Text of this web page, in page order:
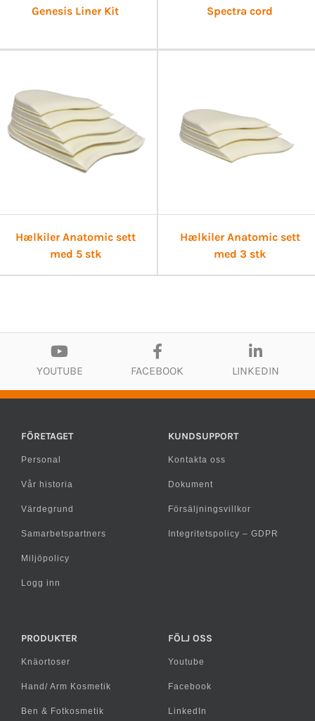
Genesis Liner Kit Spectra cord
Hælkiler Anatomic sett
med 5 stk
Hælkiler Anatomic sett
med 3 stk
YOUTUBE FACEBOOK LINKEDIN
FÖRETAGET
Personal
Vår historia
Värdegrund
Samarbetspartners
Miljöpolicy
Logg inn
KUNDSUPPORT
Kontakta oss
Dokument
Försäljningsvillkor
Integritetspolicy – GDPR
PRODUKTER
Knäortoser
Hand/ Arm Kosmetik
Ben & Fotkosmetik
FÖLJ OSS
Youtube
Facebook
LinkedIn